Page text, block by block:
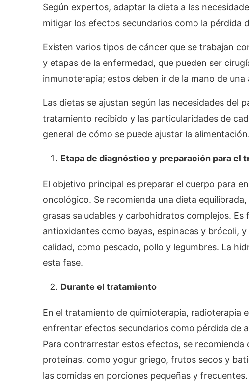
Según expertos, adaptar la dieta a las
mitigar los efectos secundarios como la pérdida
Existen varios tipos de cáncer que se trabajan
y etapas de la enfermedad, que pueden ser
inmunoterapia; estos deben ir de la mano de una
Las dietas se ajustan según las necesidades del
tratamiento recibido y las particularidades de
general de cómo se puede ajustar la alimentación.
Etapa de diagnóstico y preparación para el
El objetivo principal es preparar el cuerpo para
oncológico. Se recomienda una dieta
grasas saludables y carbohidratos complejos.
antioxidantes como bayas, espinacas y brócoli,
calidad, como pescado, pollo y legumbres. La
esta fase.
Durante el tratamiento
En el tratamiento de quimioterapia, radioterapia
enfrentar efectos secundarios como pérdida de
Para contrarrestar estos efectos, se
proteínas, como yogur griego, frutos secos y
las comidas en porciones pequeñas y